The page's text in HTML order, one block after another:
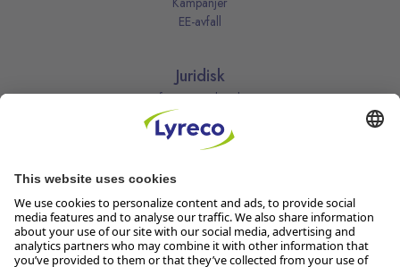
EE-avfall
Juridisk
Informasjonskapsler
Kjøpsbetingelser
Personvernerklæring
Vilkår
Vilkår for kundeklubben
Åpenhetsloven
Endre dine personvernsinnstillinger